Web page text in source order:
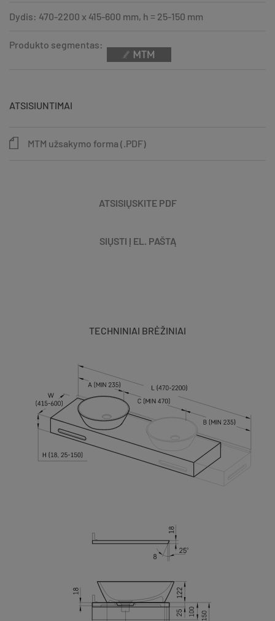
Dydis: 470-2200 x 415-600 mm, h = 25-150 mm
Produkto segmentas:
ATSISIUNTIMAI
MTM užsakymo forma (.PDF)
ATSISIŲSKITE PDF
SIŲSTI Į EL. PAŠTĄ
TECHNINIAI BRĖŽINIAI